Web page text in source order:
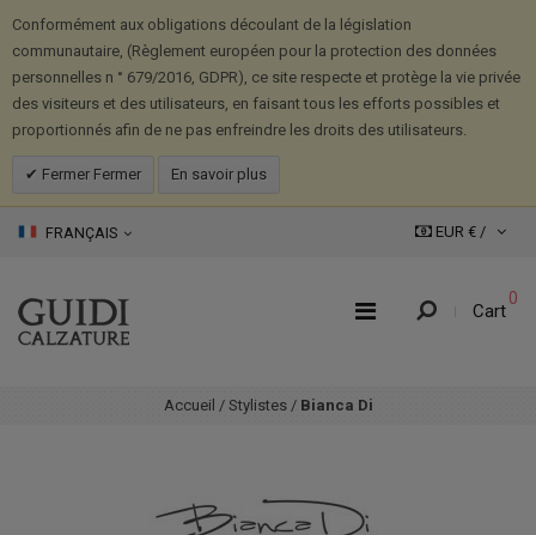
Conformément aux obligations découlant de la législation
communautaire, (Règlement européen pour la protection des données
personnelles n ° 679/2016, GDPR), ce site respecte et protège la vie privée
des visiteurs et des utilisateurs, en faisant tous les efforts possibles et
proportionnés afin de ne pas enfreindre les droits des utilisateurs.
Fermer Fermer En savoir plus
FRANÇAIS EUR € /
Cart
0
Accueil / Stylistes / Bianca Di